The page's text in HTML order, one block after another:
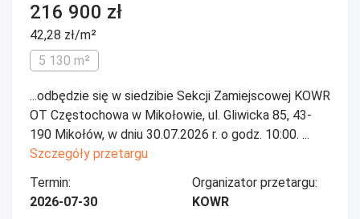
216 900 zł
42,28 zł/m²
5 130 m²
...odbędzie się w siedzibie Sekcji Zamiejscowej KOWR
OT Częstochowa w Mikołowie, ul. Gliwicka 85, 43-
190 Mikołów, w dniu 30.07.2026 r. o godz. 10:00. ...
Szczegóły przetargu
Termin:
2026-07-30
Organizator przetargu:
KOWR